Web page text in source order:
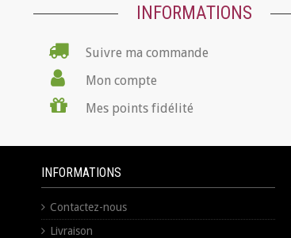
INFORMATIONS
Suivre ma commande
Mon compte
Mes points fidélité
INFORMATIONS
Contactez-nous
Livraison